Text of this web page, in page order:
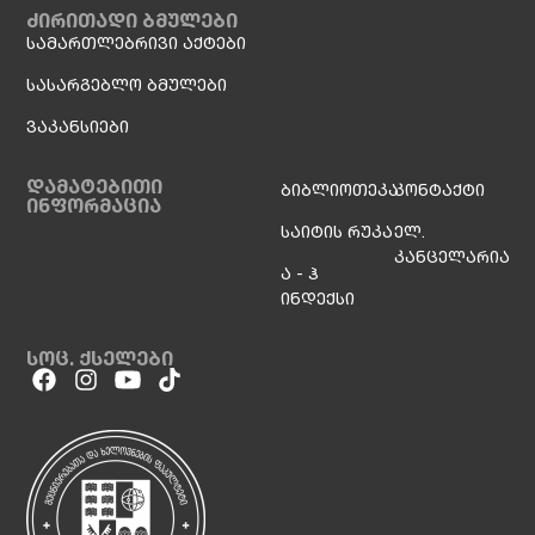
ძირითადი ბმულები
სამართლებრივი აქტები
სასარგებლო ბმულები
ვაკანსიები
დამატებითი
ინფორმაცია
ბიბლიოთეკა
საიტის რუკა
ა - ჰ
ინდექსი
კონტაქტი
ელ.
კანცელარია
სოც. ქსელები